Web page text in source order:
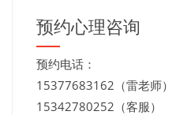
预约心理咨询
预约电话：
15377683162（雷老师）
15342780252（客服）